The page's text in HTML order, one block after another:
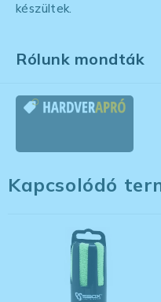
készültek.
Rólunk mondták
Kapcsolódó